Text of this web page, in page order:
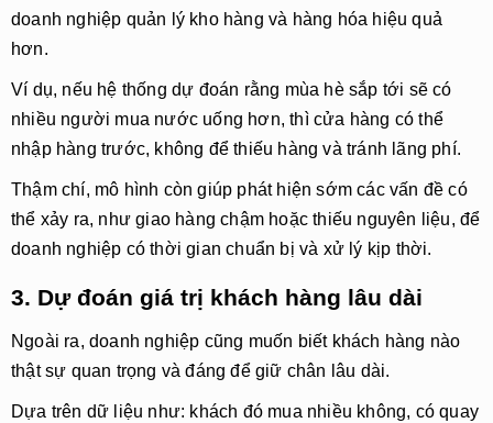
doanh nghiệp quản lý kho hàng và hàng hóa hiệu quả
hơn.
Ví dụ, nếu hệ thống dự đoán rằng mùa hè sắp tới sẽ có
nhiều người mua nước uống hơn, thì cửa hàng có thể
nhập hàng trước, không để thiếu hàng và tránh lãng phí.
Thậm chí, mô hình còn giúp phát hiện sớm các vấn đề có
thể xảy ra, như giao hàng chậm hoặc thiếu nguyên liệu, để
doanh nghiệp có thời gian chuẩn bị và xử lý kịp thời.
3. Dự đoán giá trị khách hàng lâu dài
Ngoài ra, doanh nghiệp cũng muốn biết khách hàng nào
thật sự quan trọng và đáng để giữ chân lâu dài.
Dựa trên dữ liệu như: khách đó mua nhiều không, có quay